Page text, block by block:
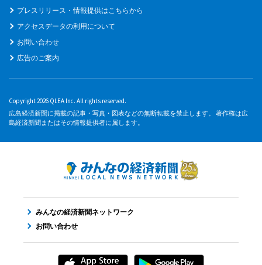
プレスリリース・情報提供はこちらから
アクセスデータの利用について
お問い合わせ
広告のご案内
Copyright 2026 QLEA Inc. All rights reserved.
広島経済新聞に掲載の記事・写真・図表などの無断転載を禁止します。 著作権は広
島経済新聞またはその情報提供者に属します。
みんなの経済新聞ネットワーク
お問い合わせ